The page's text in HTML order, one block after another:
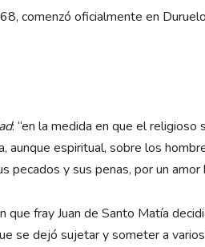
comenzó oficialmente en
: “en la medida en que el
aunque espiritual, sobre los
pecados y sus penas, por un
que fray Juan de Santo Matía
se dejó sujetar y someter a